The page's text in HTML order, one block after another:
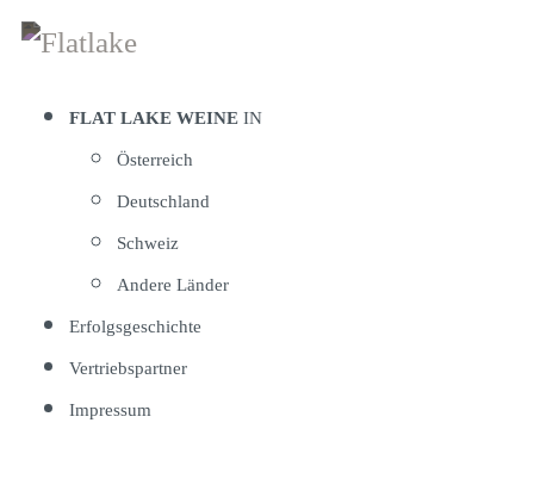
Zum
springenFLAT LAKE WEINE IN
Österreich
Deutschland
Schweiz
Andere Länder
Erfolgsgeschichte
Vertriebspartner
Impressum